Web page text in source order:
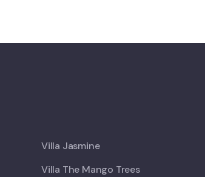
Villa Jasmine
Villa The Mango Trees